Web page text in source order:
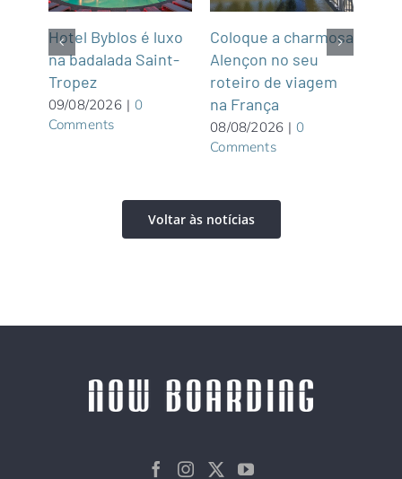
Hotel Byblos é luxo
na badalada Saint-
Tropez
09/08/2026 | 0
Comments
Coloque a charmosa
Alençon no seu
roteiro de viagem
na França
08/08/2026 | 0
Comments
Voltar às notícias